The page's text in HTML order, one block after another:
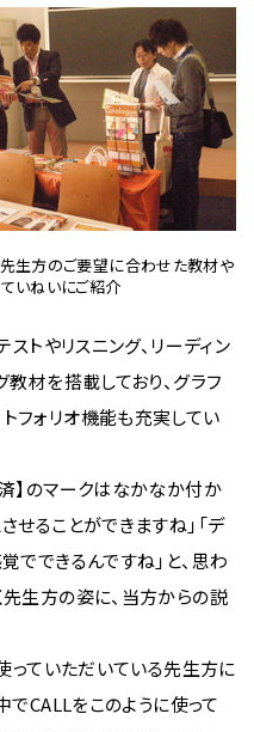
生方のご要望に合わせた教材や
いねいにご紹介
トやリスニング、リーディン
材を搭載しており、グラフ
フォリオ機能も充実してい
】のマークはなかなか付か
せることができますね」「デ
でできるんですね」と、思わ
生方の姿に、当方からの説
っていただいている先生方に
でCALLをこのように使って